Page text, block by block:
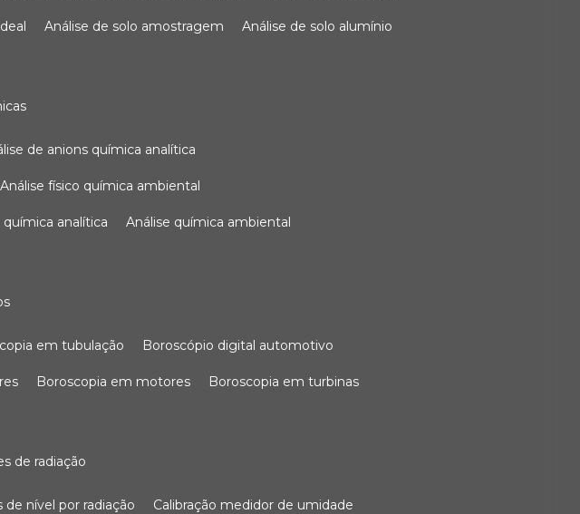
análise de solo amostragem análise de solo alumínio
de anions química analítica
análise físico química ambiental
química analítica análise química ambiental
em tubulação boroscópio digital automotivo
boroscopia em motores boroscopia em turbinas
de radiação
de nível por radiação calibração medidor de umidade